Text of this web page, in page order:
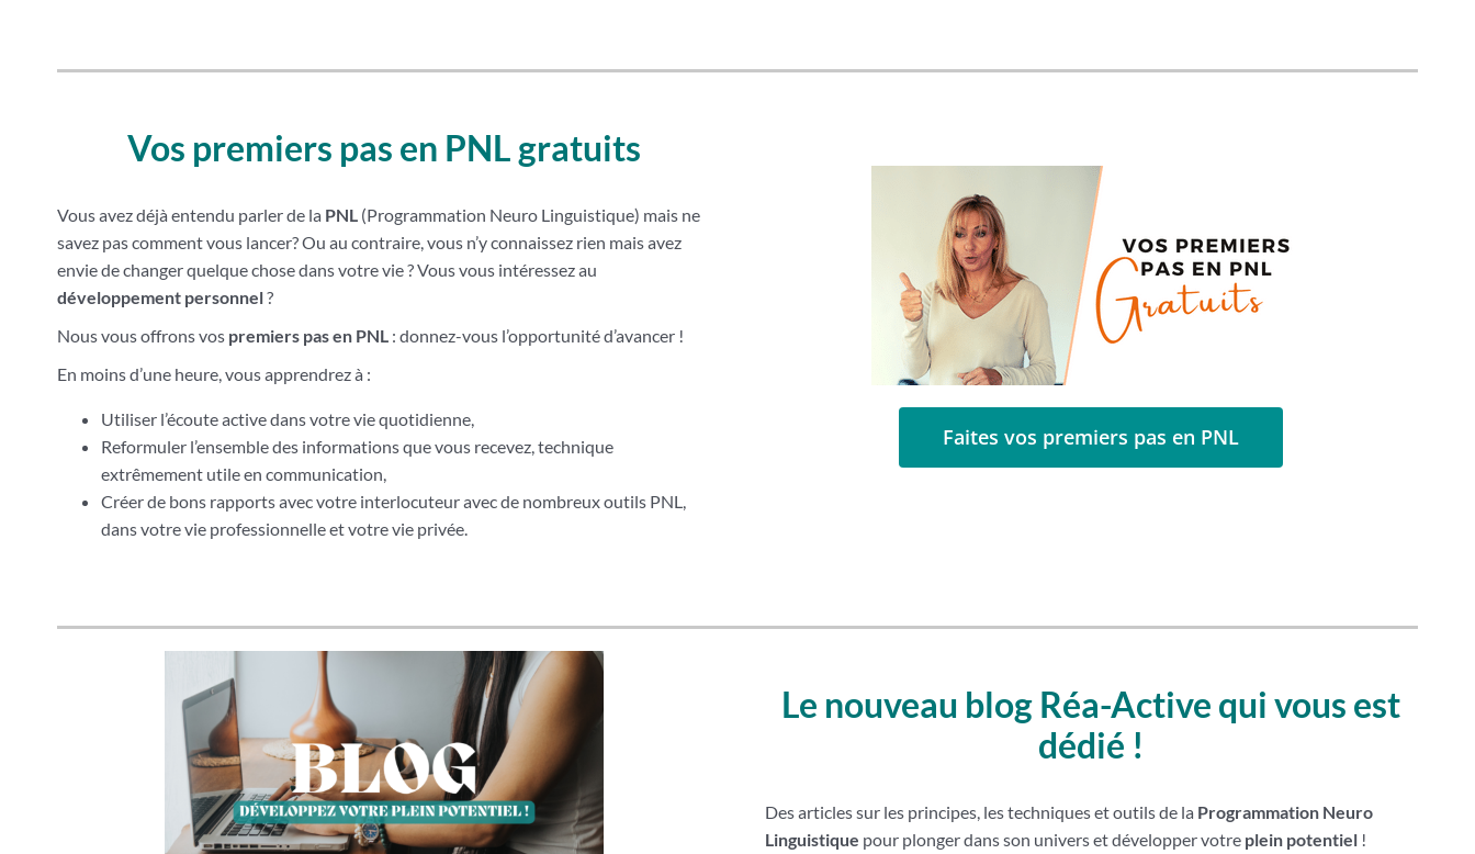
Vos premiers pas en PNL gratuits
Vous avez déjà entendu parler de la PNL(Programmation Neuro Linguistique) mais ne
savez pas comment vous lancer? Ou au contraire, vous n’y connaissez rien mais avez
envie de changer quelque chose dans votre vie ? Vous vous intéressez au
développement personnel?
Nous vous offrons vos premiers pas en PNL: donnez-vous l’opportunité d’avancer !
En moins d’une heure, vous apprendrez à :
Utiliser l’écoute active dans votre vie quotidienne,
Reformuler l’ensemble des informations que vous recevez, technique
extrêmement utile en communication,
Créer de bons rapports avec votre interlocuteur avec de nombreux outils PNL,
dans votre vie professionnelle et votre vie privée.
Faites vos premiers pas en PNL
Le nouveau blog Réa-Active qui vous est
dédié !
Des articles sur les principes, les techniques et outils de la Programmation Neuro
Linguistique pour plonger dans son univers et développer votre plein potentiel!